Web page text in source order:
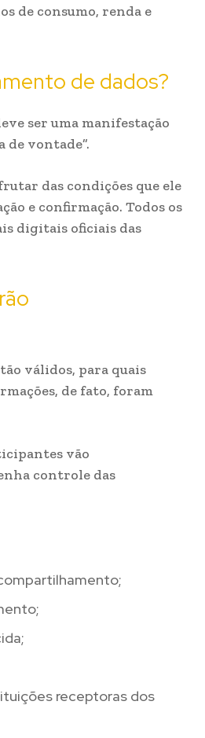
de consumo, renda e
de dados?
ser uma manifestação
vontade”.
das condições que ele
e confirmação. Todos os
digitais oficiais das
válidos, para quais
de fato, foram
vão
controle das
receptoras dos